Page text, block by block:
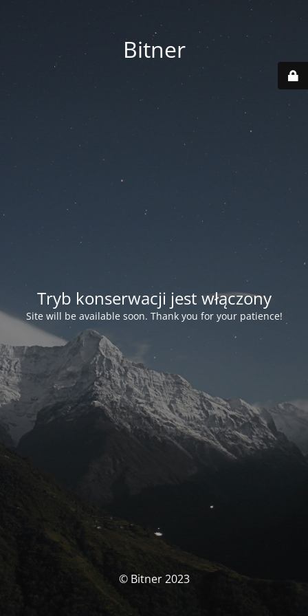
Bitner
Tryb konserwacji jest włączony
Site will be available soon. Thank you for your patience!
© Bitner 2023